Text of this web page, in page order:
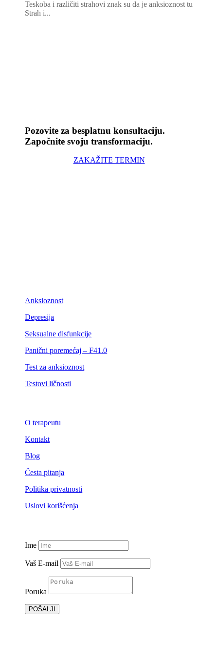
Teskoba i različiti strahovi znak su da je anksioznost tu
Strah i...
Pozovite za besplatnu konsultaciju.
Započnite svoju transformaciju.
ZAKAŽITE TERMIN
Anksioznost
Depresija
Seksualne disfunkcije
Panični poremećaj – F41.0
Test za anksioznost
Testovi ličnosti
O terapeutu
Kontakt
Blog
Česta pitanja
Politika privatnosti
Uslovi korišćenja
Ime
Vaš E-mail
Poruka
POŠALJI